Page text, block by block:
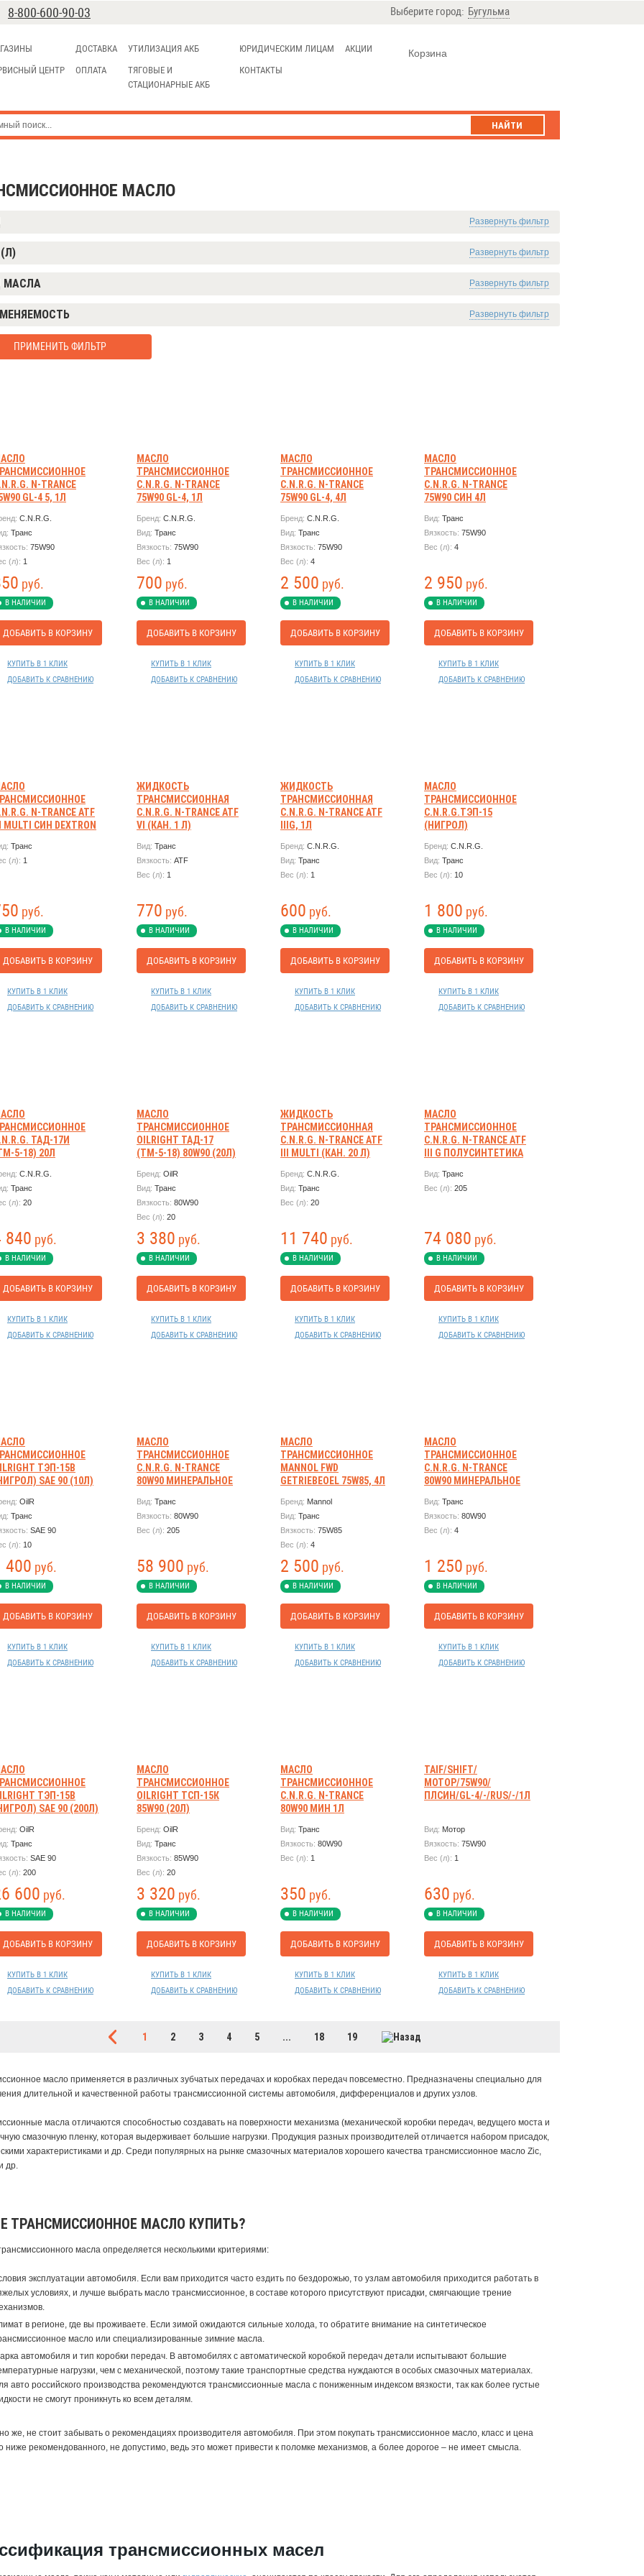
8-800-600-90-03 Выберите город: Бугульма
Корзина
ЦЕНТР
ДОСТАВКА
ОПЛАТА
УТИЛИЗАЦИЯ АКБ
ТЯГОВЫЕ И
СТАЦИОНАРНЫЕ АКБ
ЮРИДИЧЕСКИМ ЛИЦАМ
КОНТАКТЫ
АКЦИИ
НАЙТИ
МАСЛО
Развернуть фильтр
Развернуть фильтр
Развернуть фильтр
МАСЛА
Развернуть фильтр
ПРИМЕНИТЬ ФИЛЬТР
N-TRANCE
GL-4 5, 1Л
C.N.R.G.
Транс
75W90
(л): 1
руб.
В НАЛИЧИИ
ДОБАВИТЬ В КОРЗИНУ
КУПИТЬ В 1 КЛИК
ДОБАВИТЬ К СРАВНЕНИЮ
МАСЛО
ТРАНСМИССИОННОЕ
C.N.R.G. N-TRANCE
75W90 GL-4, 1Л
Бренд: C.N.R.G.
Вид: Транс
Вязкость: 75W90
Вес (л): 1
700 руб.
В НАЛИЧИИ
ДОБАВИТЬ В КОРЗИНУ
КУПИТЬ В 1 КЛИК
ДОБАВИТЬ К СРАВНЕНИЮ
МАСЛО
ТРАНСМИССИОННОЕ
C.N.R.G. N-TRANCE
75W90 GL-4, 4Л
Бренд: C.N.R.G.
Вид: Транс
Вязкость: 75W90
Вес (л): 4
2 500 руб.
В НАЛИЧИИ
ДОБАВИТЬ В КОРЗИНУ
КУПИТЬ В 1 КЛИК
ДОБАВИТЬ К СРАВНЕНИЮ
МАСЛО
ТРАНСМИССИОННОЕ
C.N.R.G. N-TRANCE
75W90 СИН 4Л
Вид: Транс
Вязкость: 75W90
Вес (л): 4
2 950 руб.
В НАЛИЧИИ
ДОБАВИТЬ В КОРЗИНУ
КУПИТЬ В 1 КЛИК
ДОБАВИТЬ К СРАВНЕНИЮ
N-TRANCE ATF
MULTI СИН DEXTRON
Транс
(л): 1
руб.
В НАЛИЧИИ
ДОБАВИТЬ В КОРЗИНУ
КУПИТЬ В 1 КЛИК
ДОБАВИТЬ К СРАВНЕНИЮ
ЖИДКОСТЬ
ТРАНСМИССИОННАЯ
C.N.R.G. N-TRANCE ATF
VI (КАН. 1 Л)
Вид: Транс
Вязкость: ATF
Вес (л): 1
770 руб.
В НАЛИЧИИ
ДОБАВИТЬ В КОРЗИНУ
КУПИТЬ В 1 КЛИК
ДОБАВИТЬ К СРАВНЕНИЮ
ЖИДКОСТЬ
ТРАНСМИССИОННАЯ
C.N.R.G. N-TRANCE ATF
IIIG, 1Л
Бренд: C.N.R.G.
Вид: Транс
Вес (л): 1
600 руб.
В НАЛИЧИИ
ДОБАВИТЬ В КОРЗИНУ
КУПИТЬ В 1 КЛИК
ДОБАВИТЬ К СРАВНЕНИЮ
МАСЛО
ТРАНСМИССИОННОЕ
C.N.R.G.ТЭП-15
(НИГРОЛ)
Бренд: C.N.R.G.
Вид: Транс
Вес (л): 10
1 800 руб.
В НАЛИЧИИ
ДОБАВИТЬ В КОРЗИНУ
КУПИТЬ В 1 КЛИК
ДОБАВИТЬ К СРАВНЕНИЮ
ТАД-17И
5-18) 20Л
C.N.R.G.
Транс
(л): 20
840 руб.
В НАЛИЧИИ
ДОБАВИТЬ В КОРЗИНУ
КУПИТЬ В 1 КЛИК
ДОБАВИТЬ К СРАВНЕНИЮ
МАСЛО
ТРАНСМИССИОННОЕ
OILRIGHT ТАД-17
(ТМ-5-18) 80W90 (20Л)
Бренд: OilR
Вид: Транс
Вязкость: 80W90
Вес (л): 20
3 380 руб.
В НАЛИЧИИ
ДОБАВИТЬ В КОРЗИНУ
КУПИТЬ В 1 КЛИК
ДОБАВИТЬ К СРАВНЕНИЮ
ЖИДКОСТЬ
ТРАНСМИССИОННАЯ
C.N.R.G. N-TRANCE ATF
III MULTI (КАН. 20 Л)
Бренд: C.N.R.G.
Вид: Транс
Вес (л): 20
11 740 руб.
В НАЛИЧИИ
ДОБАВИТЬ В КОРЗИНУ
КУПИТЬ В 1 КЛИК
ДОБАВИТЬ К СРАВНЕНИЮ
МАСЛО
ТРАНСМИССИОННОЕ
C.N.R.G. N-TRANCE ATF
III G ПОЛУСИНТЕТИКА
Вид: Транс
Вес (л): 205
74 080 руб.
В НАЛИЧИИ
ДОБАВИТЬ В КОРЗИНУ
КУПИТЬ В 1 КЛИК
ДОБАВИТЬ К СРАВНЕНИЮ
ТЭП-15В
SAE 90 (10Л)
OilR
Транс
SAE 90
(л): 10
400 руб.
В НАЛИЧИИ
ДОБАВИТЬ В КОРЗИНУ
КУПИТЬ В 1 КЛИК
ДОБАВИТЬ К СРАВНЕНИЮ
МАСЛО
ТРАНСМИССИОННОЕ
C.N.R.G. N-TRANCE
80W90 МИНЕРАЛЬНОЕ
Вид: Транс
Вязкость: 80W90
Вес (л): 205
58 900 руб.
В НАЛИЧИИ
ДОБАВИТЬ В КОРЗИНУ
КУПИТЬ В 1 КЛИК
ДОБАВИТЬ К СРАВНЕНИЮ
МАСЛО
ТРАНСМИССИОННОЕ
MANNOL FWD
GETRIEBEOEL 75W85, 4Л
Бренд: Mannol
Вид: Транс
Вязкость: 75W85
Вес (л): 4
2 500 руб.
В НАЛИЧИИ
ДОБАВИТЬ В КОРЗИНУ
КУПИТЬ В 1 КЛИК
ДОБАВИТЬ К СРАВНЕНИЮ
МАСЛО
ТРАНСМИССИОННОЕ
C.N.R.G. N-TRANCE
80W90 МИНЕРАЛЬНОЕ
Вид: Транс
Вязкость: 80W90
Вес (л): 4
1 250 руб.
В НАЛИЧИИ
ДОБАВИТЬ В КОРЗИНУ
КУПИТЬ В 1 КЛИК
ДОБАВИТЬ К СРАВНЕНИЮ
ТЭП-15В
SAE 90 (200Л)
OilR
Транс
SAE 90
(л): 200
600 руб.
В НАЛИЧИИ
ДОБАВИТЬ В КОРЗИНУ
КУПИТЬ В 1 КЛИК
ДОБАВИТЬ К СРАВНЕНИЮ
МАСЛО
ТРАНСМИССИОННОЕ
OILRIGHT ТСП-15К
85W90 (20Л)
Бренд: OilR
Вид: Транс
Вязкость: 85W90
Вес (л): 20
3 320 руб.
В НАЛИЧИИ
ДОБАВИТЬ В КОРЗИНУ
КУПИТЬ В 1 КЛИК
ДОБАВИТЬ К СРАВНЕНИЮ
МАСЛО
ТРАНСМИССИОННОЕ
C.N.R.G. N-TRANCE
80W90 МИН 1Л
Вид: Транс
Вязкость: 80W90
Вес (л): 1
350 руб.
В НАЛИЧИИ
ДОБАВИТЬ В КОРЗИНУ
КУПИТЬ В 1 КЛИК
ДОБАВИТЬ К СРАВНЕНИЮ
TAIF/SHIFT/
МОТОР/75W90/
ПЛСИН/GL-4/-/RUS/-/1Л
Вид: Мотор
Вязкость: 75W90
Вес (л): 1
630 руб.
В НАЛИЧИИ
ДОБАВИТЬ В КОРЗИНУ
КУПИТЬ В 1 КЛИК
ДОБАВИТЬ К СРАВНЕНИЮ
1 2 3 4 5 ... 18 19
масло применяется в различных зубчатых передачах и коробках передач повсеместно. Предназначены специально для
длительной и качественной работы трансмиссионной системы автомобиля, дифференциалов и других узлов.
масла отличаются способностью создавать на поверхности механизма (механической коробки передач, ведущего моста и
смазочную пленку, которая выдерживает большие нагрузки. Продукция разных производителей отличается набором присадок,
характеристиками и др. Среди популярных на рынке смазочных материалов хорошего качества трансмиссионное масло Zic,
др.
ТРАНСМИССИОННОЕ МАСЛО КУПИТЬ?
масла определяется несколькими критериями:
эксплуатации автомобиля. Если вам приходится часто ездить по бездорожью, то узлам автомобиля приходится работать в
условиях, и лучше выбрать масло трансмиссионное, в составе которого присутствуют присадки, смягчающие трение
в регионе, где вы проживаете. Если зимой ожидаются сильные холода, то обратите внимание на синтетическое
масло или специализированные зимние масла.
автомобиля и тип коробки передач. В автомобилях с автоматической коробкой передач детали испытывают большие
нагрузки, чем с механической, поэтому такие транспортные средства нуждаются в особых смазочных материалах.
авто российского производства рекомендуются трансмиссионные масла с пониженным индексом вязкости, так как более густые
не смогут проникнуть ко всем деталям.
же, не стоит забывать о рекомендациях производителя автомобиля. При этом покупать трансмиссионное масло, класс и цена
ниже рекомендованного, не допустимо, ведь это может привести к поломке механизмов, а более дорогое – не имеет смысла.
трансмиссионных масел